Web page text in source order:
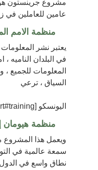
مشروع جرينستون هو
عامين للعاملين في
منظمة الامم
يعتبر نشر
في البلدان الناميه
المعلومات للجميع ،
السياق ، ترعي
اليونسكو [localpage:support#training حلقات تدريبية إقليمية على استخدام جرينستون.
منظمة هيومان
ويعمل هذا المشروع
سمعة عالمية في
نطاق واسع في الدول